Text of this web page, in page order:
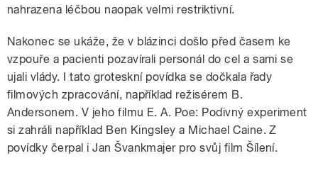
nahrazena léčbou naopak velmi restriktivní.
Nakonec se ukáže, že v blázinci došlo před časem ke
vzpouře a pacienti pozavírali personál do cel a sami se
ujali vlády. I tato groteskní povídka se dočkala řady
filmových zpracování, například režisérem B.
Andersonem. V jeho filmu E. A. Poe: Podivný experiment
si zahráli například Ben Kingsley a Michael Caine. Z
povídky čerpal i Jan Švankmajer pro svůj film Šílení.